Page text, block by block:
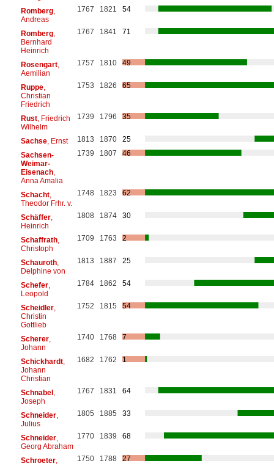
Romberg,
Andreas
1767 1821 54
Romberg,
Bernhard
Heinrich
1767 1841 71
Rosengart,
Aemilian
1757 1810 49
Ruppe,
Christian
Friedrich
1753 1826 65
Rust, Friedrich
Wilhelm
1739 1796 35
Sachse, Ernst 1813 1870
25
Sachsen-
Weimar-
Eisenach,
Anna Amalia
1739 1807 46
Schacht,
Theodor Frhr. v.
1748 1823 62
Schäffer,
Heinrich
1808 1874 30
Schaffrath,
Christoph
1709 1763 2
Schauroth,
Delphine von
1813 1887 25
Schefer,
Leopold
1784 1862 54
Scheidler,
Christin
Gottlieb
1752 1815 54
Scherer,
Johann
1740 1768 7
Schickhardt,
Johann
Christian
1682 1762 1
Schnabel,
Joseph
1767 1831 64
Schneider,
Julius
1805 1885 33
Schneider,
Georg Abraham
1770 1839 68
Schroeter,
1750 1788 27